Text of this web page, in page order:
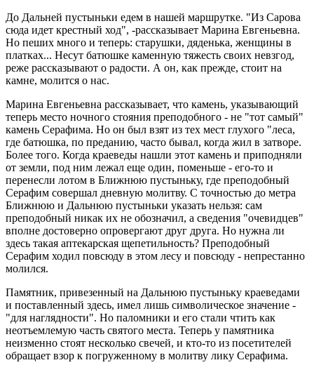
До Дальней пустыньки едем в нашей маршрутке. "Из Сарова
сюда идет крестный ход", -рассказывает Марина Евгеньевна.
Но пеших много и теперь: старушки, дяденька, женщины в
платках... Несут батюшке каменную тяжесть своих невзгод,
реже рассказывают о радости. А он, как прежде, стоит на
камне, молится о нас.
Марина Евгеньевна рассказывает, что камень, указывающий
теперь место ночного стояния преподобного - не "тот самый"
камень Серафима. Но он был взят из тех мест глухого "леса,
где батюшка, по преданию, часто бывал, когда жил в затворе.
Более того. Когда краеведы нашли этот камень и приподняли
от земли, под ним лежал еще один, поменьше - его-то и
перенесли лотом в Ближнюю пустыньку, где преподобный
Серафим совершал дневную молитву. С точностью до метра
Ближнюю и Дальнюю пустыньки указать нельзя: сам
преподобный никак их не обозначил, а сведения "очевидцев"
вполне достоверно опровергают друг друга. Но нужна ли
здесь такая аптекарская щепетильность? Преподобный
Серафим ходил повсюду в этом лесу и повсюду - непрестанно
молился.
Памятник, привезенный на Дальнюю пустыньку краеведами
и поставленный здесь, имел лишь символическое значение -
"для наглядности". Но паломники и его стали чтить как
неотъемлемую часть святого места. Теперь у памятника
неизменно стоят несколько свечей, и кто-то из посетителей
обращает взор к погруженному в молитву лику Серафима.